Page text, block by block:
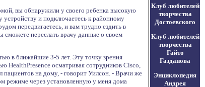
вы обнаружили у своего ребенка высокую
устройству и подключаетесь к районному
передвигаетесь, и вам трудно ездить в
переслать врачу данные о своем
в ближайшие 3-5 лет. Эту точку зрения
HealthPresence осматривая сотрудников Cisco,
пациентов на дому, - говорит Уилсон. - Врачи же
режиме через установленную у меня дома
Клуб любителей
творчества
Достоевского
Клуб любителей
творчества
Гайто
Газданова
Энциклопедия
Андрея